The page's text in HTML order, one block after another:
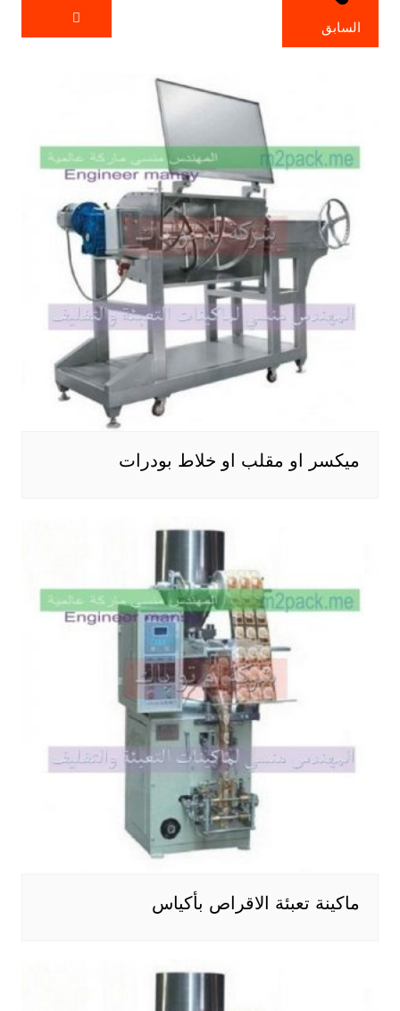
السابق
ميكسر او مقلب او خلاط بودرات
ماكينة تعبئة الاقراص بأكياس